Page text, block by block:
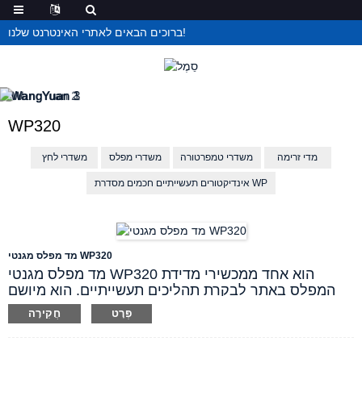
ברוכים הבאים לאתרי האינטרנט שלנו!
WP320
משדרי לחץ משדרי מפלס משדרי טמפרטורה מדי זרימה
אינדיקטורים תעשייתיים חכמים מסדרת WP
מד מפלס מגנטי WP320
מד מפלס מגנטי WP320 הוא אחד ממכשירי מדידת
המפלס באתר לבקרת תהליכים תעשייתיים. הוא מיושם
באופן נרחב בניטור ובקרת תהליכים של מפלס נוזלים
וממשקים בתעשיות רבות, כגון נפט, כימיה, חשמל, ייצור
חֲקִירָה פְּרָט